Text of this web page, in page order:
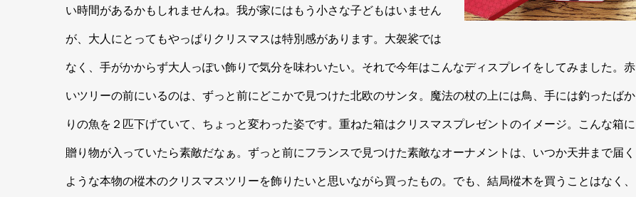
い時間があるかもしれませんね。我が家にはもう小さな子どもはいません
が、大人にとってもやっぱりクリスマスは特別感があります。大袈裟では
なく、手がかからず大人っぽい飾りで気分を味わいたい。それで今年はこんなディスプレイをしてみました。赤
いツリーの前にいるのは、ずっと前にどこかで見つけた北欧のサンタ。魔法の杖の上には鳥、手には釣ったばか
りの魚を２匹下げていて、ちょっと変わった姿です。重ねた箱はクリスマスプレゼントのイメージ。こんな箱に
贈り物が入っていたら素敵だなぁ。ずっと前にフランスで見つけた素敵なオーナメントは、いつか天井まで届く
ような本物の樅木のクリスマスツリーを飾りたいと思いながら買ったもの。でも、結局樅木を買うことはなく、